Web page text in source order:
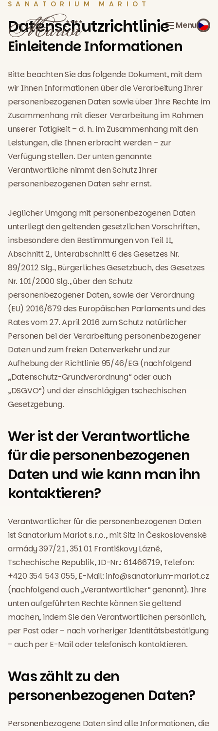
Menu
SANATORIUM MARIOT
Datenschutzrichtlinie
Einleitende Informationen
Bitte beachten Sie das folgende Dokument, mit dem
wir Ihnen Informationen über die Verarbeitung Ihrer
personenbezogenen Daten sowie über Ihre Rechte im
Zusammenhang mit dieser Verarbeitung im Rahmen
unserer Tätigkeit – d. h. im Zusammenhang mit den
Leistungen, die Ihnen erbracht werden – zur
Verfügung stellen. Der unten genannte
Verantwortliche nimmt den Schutz Ihrer
personenbezogenen Daten sehr ernst.
Jeglicher Umgang mit personenbezogenen Daten
unterliegt den geltenden gesetzlichen Vorschriften,
insbesondere den Bestimmungen von Teil II,
Abschnitt 2, Unterabschnitt 6 des Gesetzes Nr.
89/2012 Slg., Bürgerliches Gesetzbuch, des Gesetzes
Nr. 101/2000 Slg., über den Schutz
personenbezogener Daten, sowie der Verordnung
(EU) 2016/679 des Europäischen Parlaments und des
Rates vom 27. April 2016 zum Schutz natürlicher
Personen bei der Verarbeitung personenbezogener
Daten und zum freien Datenverkehr und zur
Aufhebung der Richtlinie 95/46/EG (nachfolgend
„Datenschutz-Grundverordnung“ oder auch
„DSGVO“) und der einschlägigen tschechischen
Gesetzgebung.
Wer ist der Verantwortliche
für die personenbezogenen
Daten und wie kann man ihn
kontaktieren?
Verantwortlicher für die personenbezogenen Daten
ist Sanatorium Mariot s.r.o., mit Sitz in Československé
armády 397/21, 351 01 Františkovy Lázně,
Tschechische Republik, ID-Nr.: 61466719, Telefon:
+420 354 543 055, E-Mail: info@sanatorium-mariot.cz
(nachfolgend auch „Verantwortlicher“ genannt). Ihre
unten aufgeführten Rechte können Sie geltend
machen, indem Sie den Verantwortlichen persönlich,
per Post oder – nach vorheriger Identitätsbestätigung
– auch per E-Mail oder telefonisch kontaktieren.
Was zählt zu den
personenbezogenen Daten?
Personenbezogene Daten sind alle Informationen, die